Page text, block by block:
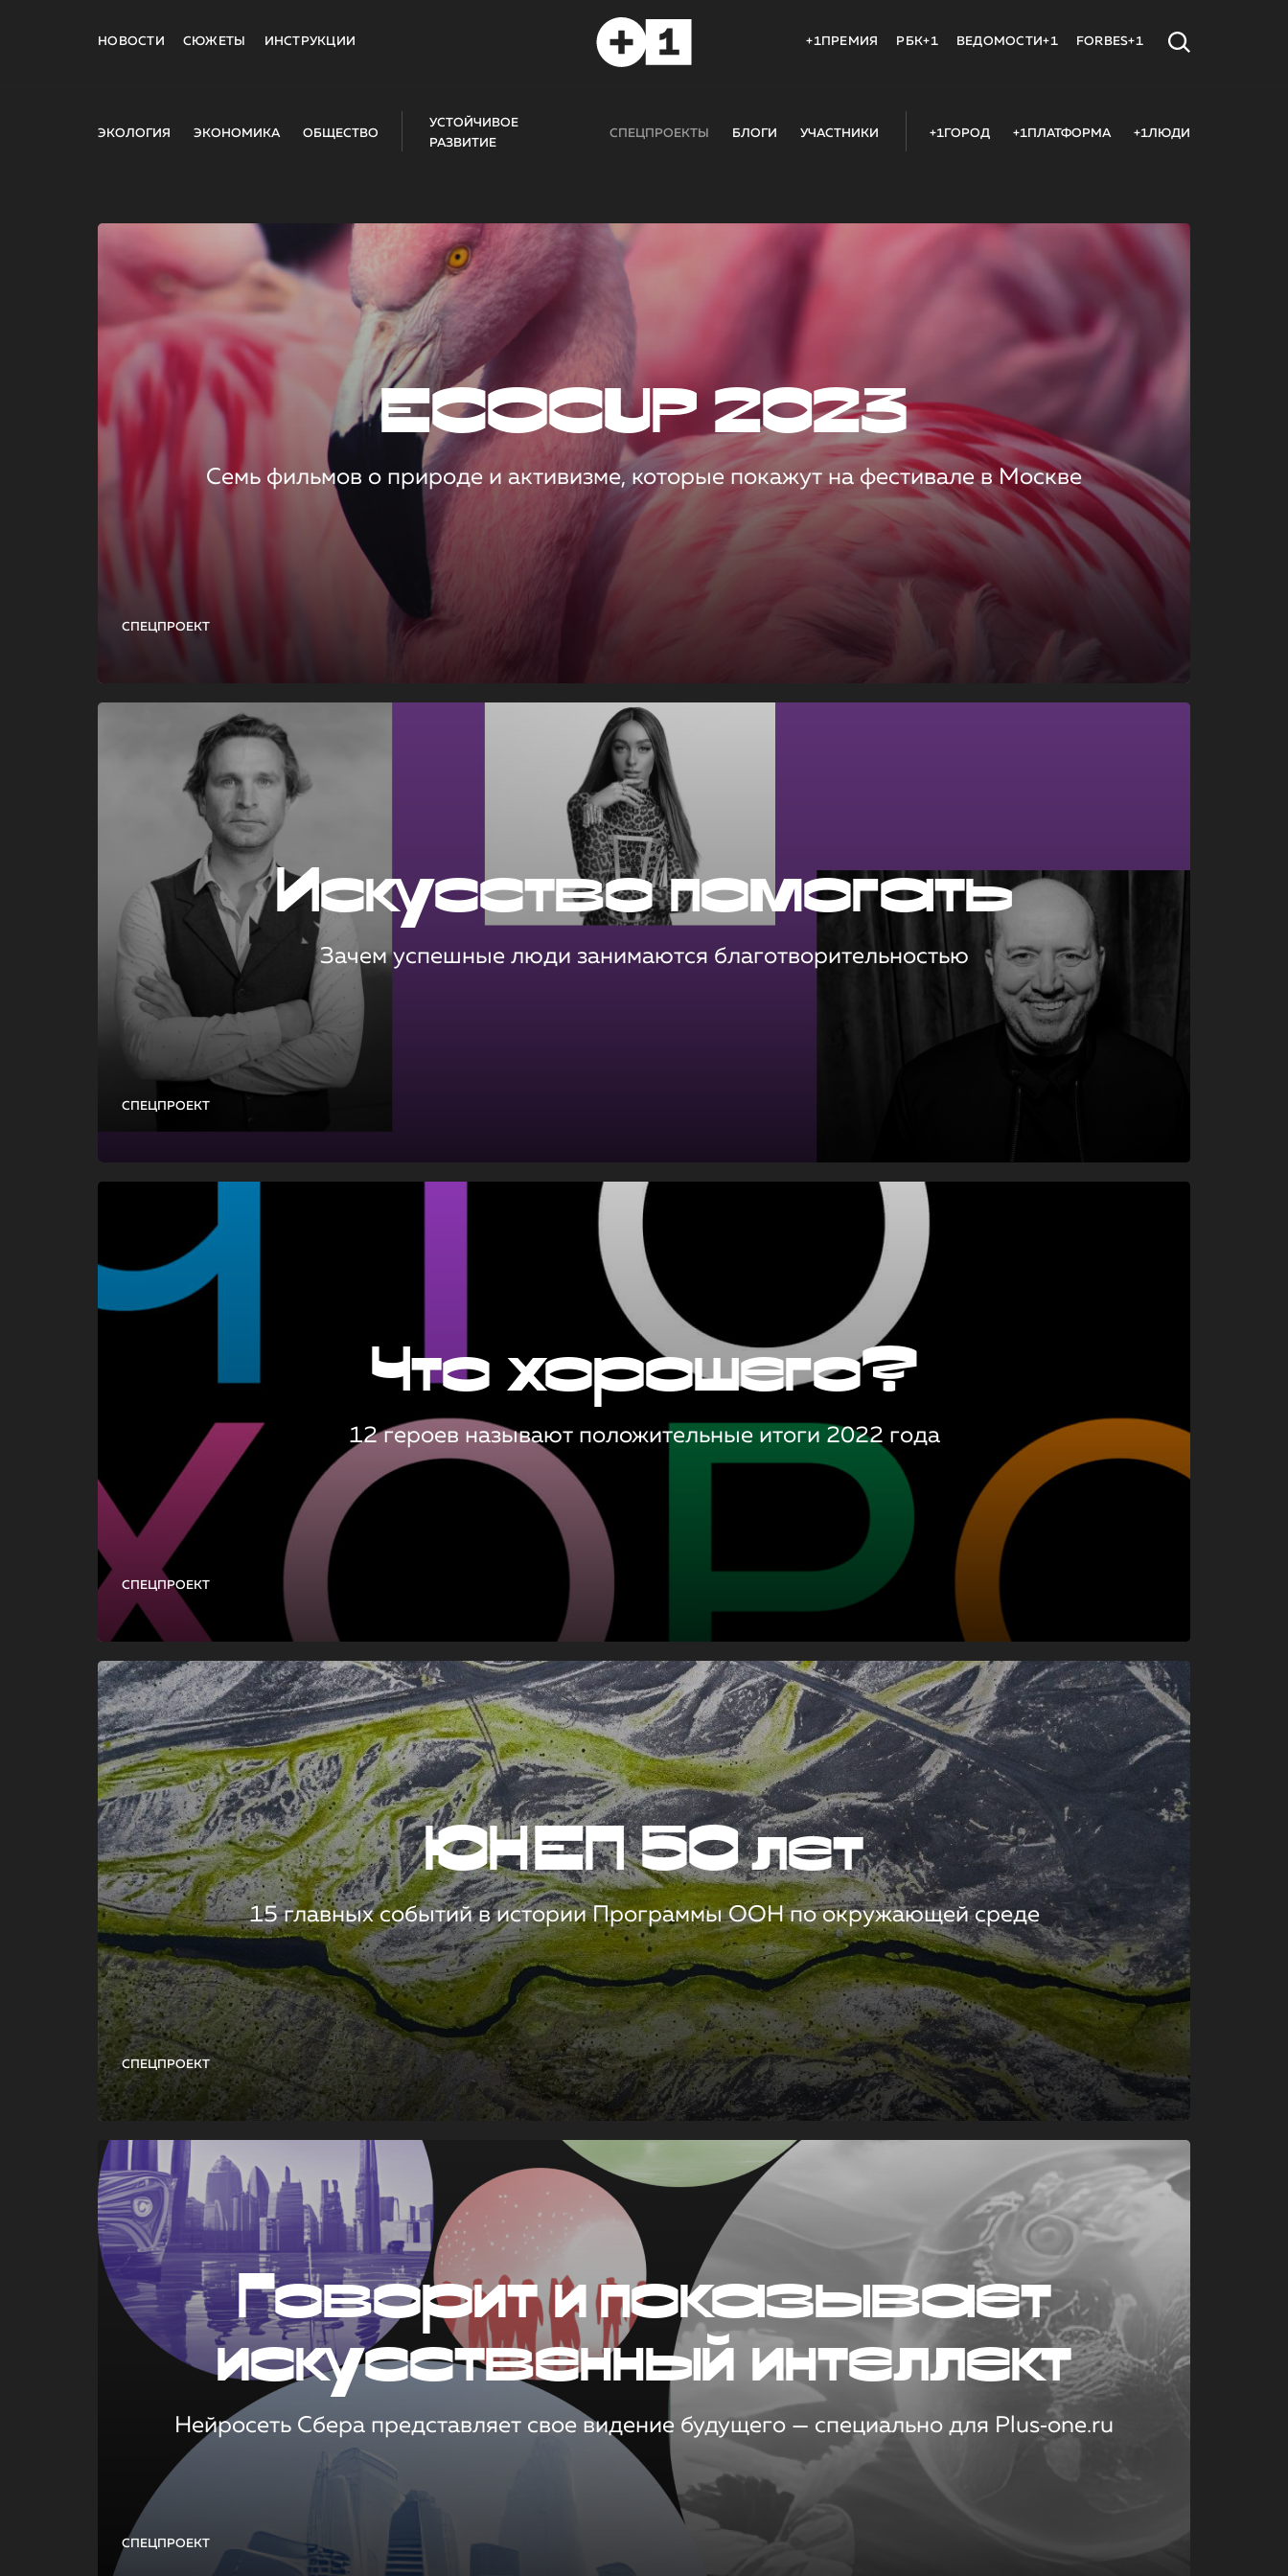
НОВОСТИ СЮЖЕТЫ ИНСТРУКЦИИ +1ПРЕМИЯ РБК+1 ВЕДОМОСТИ+1 FORBES+1
ЭКОЛОГИЯ ЭКОНОМИКА ОБЩЕСТВО
УСТОЙЧИВОЕ
РАЗВИТИЕ
СПЕЦПРОЕКТЫ БЛОГИ УЧАСТНИКИ +1ГОРОД +1ПЛАТФОРМА +1ЛЮДИ
СПЕЦПРОЕКТ
ECOCUP 2023
Семь фильмов о природе и активизме, которые покажут на фестивале в Москве
СПЕЦПРОЕКТ
Искусство помогать
Зачем успешные люди занимаются благотворительностью
СПЕЦПРОЕКТ
Что хорошего?
12 героев называют положительные итоги 2022 года
СПЕЦПРОЕКТ
ЮНЕП 50 лет
15 главных событий в истории Программы ООН по окружающей среде
СПЕЦПРОЕКТ
Говорит и показывает
искусственный интеллект
Нейросеть Сбера представляет свое видение будущего — специально для Plus‑one.ru